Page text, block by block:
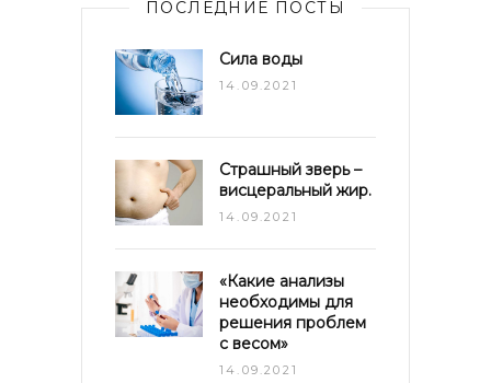
ПОСЛЕДНИЕ ПОСТЫ
Сила воды
14.09.2021
Страшный зверь –
висцеральный жир.
14.09.2021
«Какие анализы
необходимы для
решения проблем
с весом»
14.09.2021